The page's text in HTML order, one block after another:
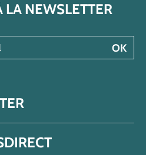
LA NEWSLETTER
OK